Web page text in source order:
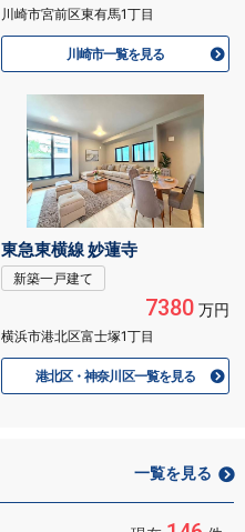
川崎市宮前区東有馬1丁目
川崎市一覧を見る
東急東横線 妙蓮寺
新築一戸建て
7380万円
横浜市港北区富士塚1丁目
港北区・神奈川区一覧を見る
一覧を見る